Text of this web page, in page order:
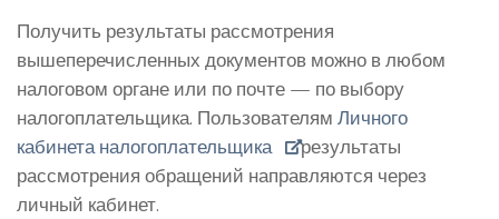
Получить результаты рассмотрения
вышеперечисленных документов можно в любом
налоговом органе или по почте — по выбору
налогоплательщика. Пользователям Личного
кабинета налогоплательщика
результаты
рассмотрения обращений направляются через
личный кабинет.